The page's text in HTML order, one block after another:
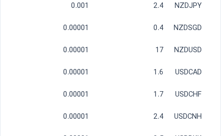
NZDJPY
2.4
0.001
NZDSGD
0.4
0.00001
NZDUSD
17
0.00001
USDCAD
1.6
0.00001
USDCHF
1.7
0.00001
USDCNH
2.4
0.00001